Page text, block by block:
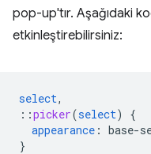
pop-up'tır. Aşağıdaki
etkinleştirebilirsiniz:
select,
::picker(select)
{
appearance : base-
}